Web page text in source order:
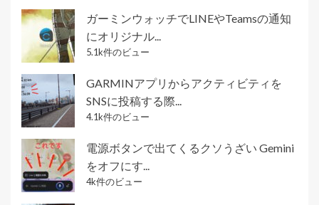
ガーミンウォッチでLINEやTeamsの通知
にオリジナル...
5.1k件のビュー
GARMINアプリからアクティビティを
SNSに投稿する際...
4.1k件のビュー
電源ボタンで出てくるクソうざい Gemini
をオフにす...
4k件のビュー